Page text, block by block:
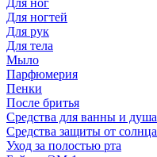
Для ног
Для ногтей
Для рук
Для тела
Мыло
Парфюмерия
Пенки
После бритья
Средства для ванны и душа
Средства защиты от солнца
Уход за полостью рта